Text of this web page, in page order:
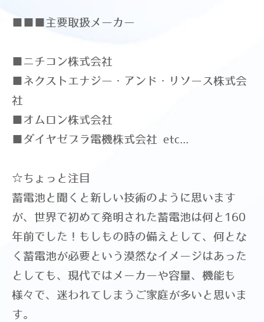
■■■主要取扱メーカー
■ニチコン株式会社
■ネクストエナジー・アンド・リソース株式会
社
■オムロン株式会社
■ダイヤゼブラ電機株式会社 etc...
☆ちょっと注目
蓄電池と聞くと新しい技術のように思います
が、世界で初めて発明された蓄電池は何と160
年前でした！もしもの時の備えとして、何とな
く蓄電池が必要という漠然なイメージはあった
としても、現代ではメーカーや容量、機能も
様々で、迷われてしまうご家庭が多いと思いま
す。